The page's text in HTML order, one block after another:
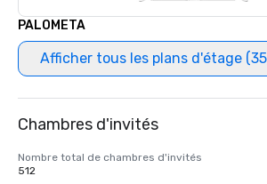
PALOMETA
Afficher tous les plans d'étage
Chambres d'invités
Nombre total de chambres d'invités
512